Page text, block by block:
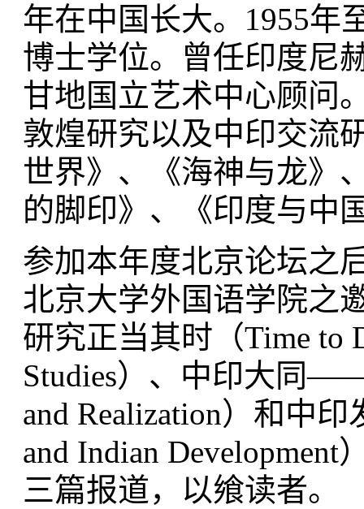
年在中国长大。1955年
博士学位。曾任印度尼
甘地国立艺术中心顾问
敦煌研究以及中印交流
世界》、《海神与龙》
的脚印》、《印度与中
参加本年度北京论坛之
北京大学外国语学院之
研究正当其时（Time to
Studies）、中印大同
and Realization）和中印
and Indian
三篇报道，以飨读者。